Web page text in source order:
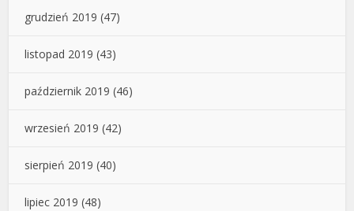
grudzień 2019 (47)
listopad 2019 (43)
październik 2019 (46)
wrzesień 2019 (42)
sierpień 2019 (40)
lipiec 2019 (48)